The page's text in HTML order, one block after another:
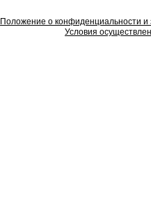
Положение о конфиденциальности
Условия